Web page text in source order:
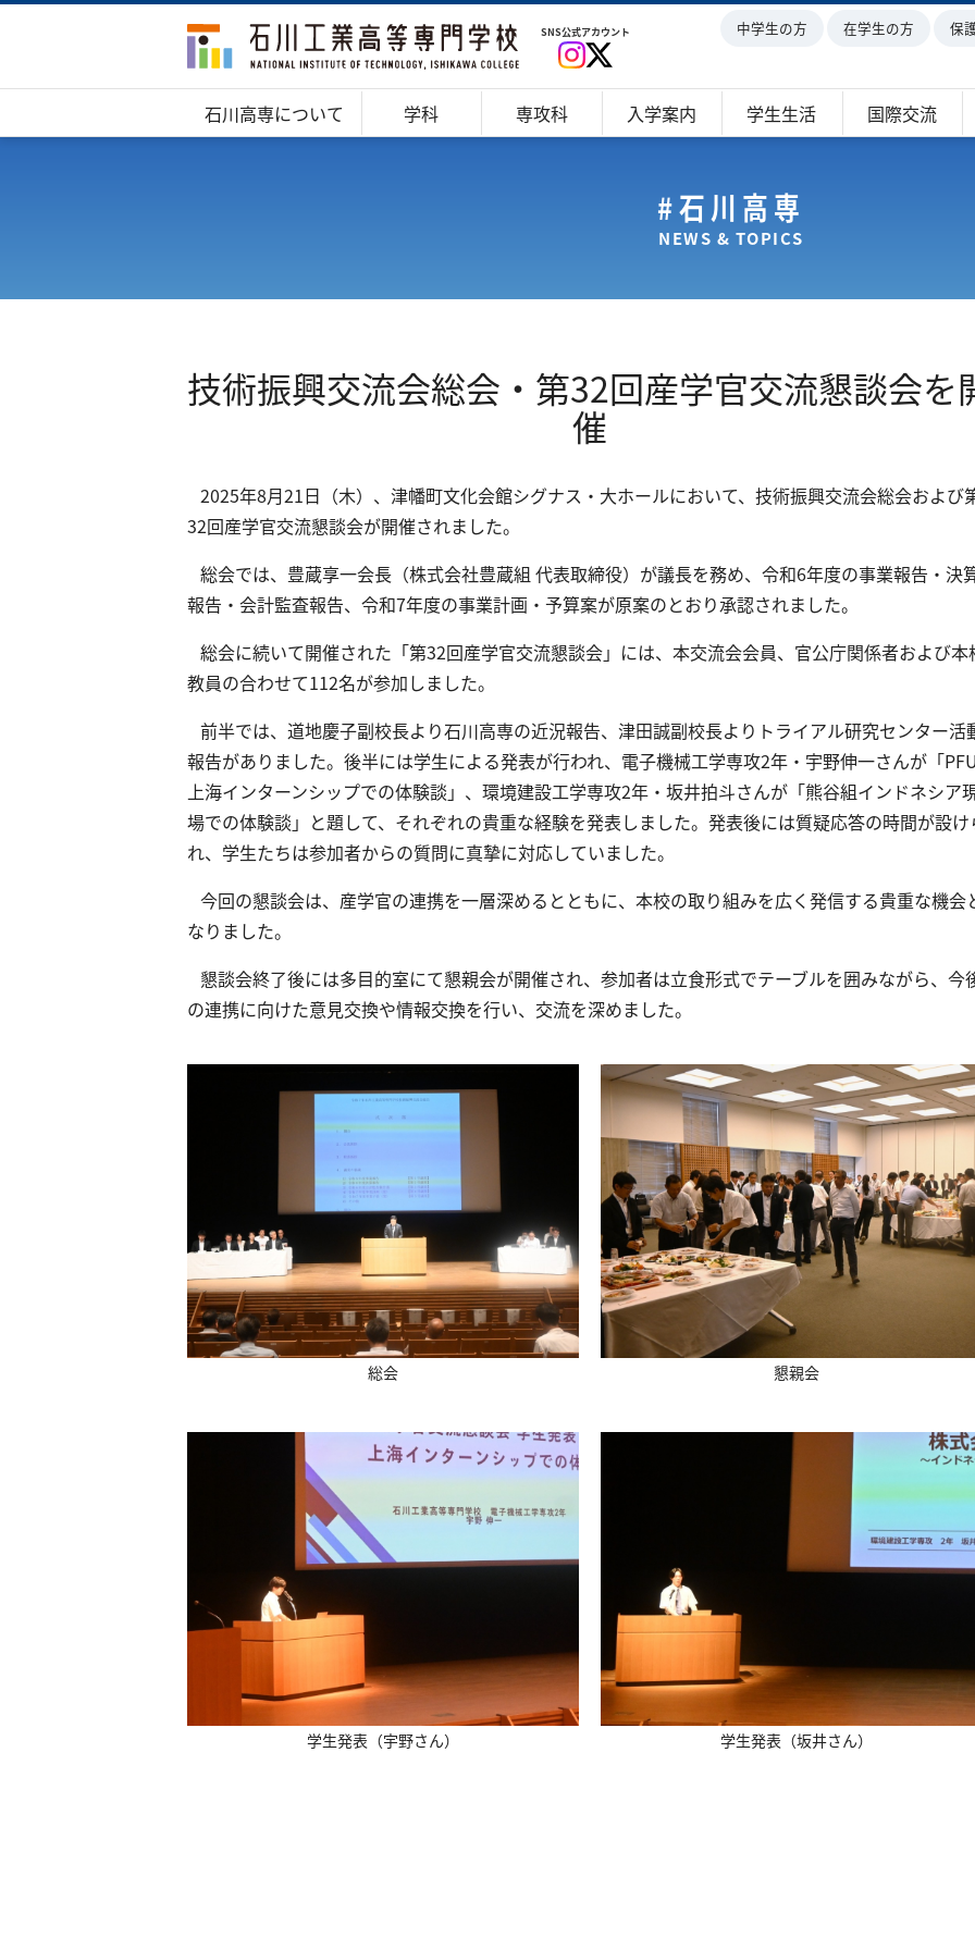
SNS公式アカウント
石川高専について 学科 専攻科 入学案内 学生生活 国際交流
中学生の方 在学生の方 保
#石川高専
NEWS & TOPICS
技術振興交流会総会・第32回産学官交流懇談会を
催
2025年8月21日（木）、津幡町文化会館シグナス・大ホールにおいて、技術振興交流会総会および
32回産学官交流懇談会が開催されました。
総会では、豊蔵享一会長（株式会社豊蔵組 代表取締役）が議長を務め、令和6年度の事業報告・決
報告・会計監査報告、令和7年度の事業計画・予算案が原案のとおり承認されました。
総会に続いて開催された「第32回産学官交流懇談会」には、本交流会会員、官公庁関係者および本
教員の合わせて112名が参加しました。
前半では、道地慶子副校長より石川高専の近況報告、津田誠副校長よりトライアル研究センター活
報告がありました。後半には学生による発表が行われ、電子機械工学専攻2年・宇野伸一さんが「
上海インターンシップでの体験談」、環境建設工学専攻2年・坂井拍斗さんが「熊谷組インドネシア
場での体験談」と題して、それぞれの貴重な経験を発表しました。発表後には質疑応答の時間が設け
れ、学生たちは参加者からの質問に真摯に対応していました。
今回の懇談会は、産学官の連携を一層深めるとともに、本校の取り組みを広く発信する貴重な機会
なりました。
懇談会終了後には多目的室にて懇親会が開催され、参加者は立食形式でテーブルを囲みながら、今
の連携に向けた意見交換や情報交換を行い、交流を深めました。
総会 懇親会
学生発表（宇野さん） 学生発表（坂井さん）